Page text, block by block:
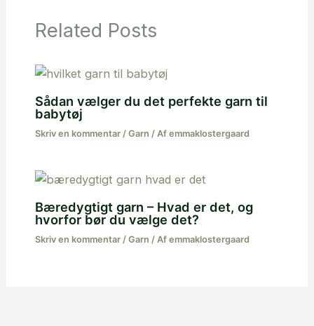
Related Posts
Sådan vælger du det perfekte garn til
babytøj
Skriv en kommentar / Garn / Af emmaklostergaard
Bæredygtigt garn – Hvad er det, og
hvorfor bør du vælge det?
Skriv en kommentar / Garn / Af emmaklostergaard